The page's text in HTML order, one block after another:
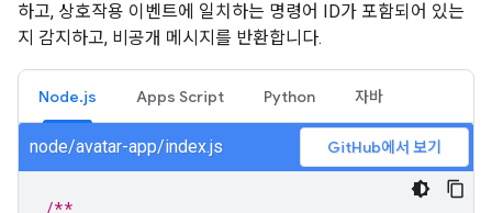
하고, 상호작용 이벤트에 일치하는 명령어 ID가 포함되어 있는
지 감지하고, 비공개 메시지를 반환합니다.
Node.js Apps Script Python 자바
node/avatar-app/index.js GitHub에서 보기
/**